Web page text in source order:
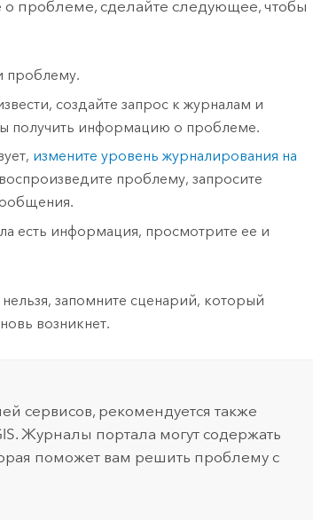
проблеме, сделайте следующее, чтобы
проблему.
создайте запрос к журналам и
получить информацию о проблеме.
измените уровень журналирования на
проблему, запросите
есть информация, просмотрите ее и
запомните сценарий, который
возникнет.
сервисов, рекомендуется также
Журналы портала могут содержать
поможет вам решить проблему с